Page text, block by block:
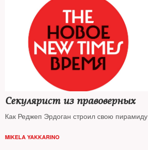
Секулярист из правоверных
Как Реджеп Эрдоган строил свою пирамиду
MIKELA YAKKARINO